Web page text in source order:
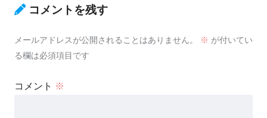
コメントを残す
メールアドレスが公開されることはありません。 ※ が付いてい
る欄は必須項目です
コメント ※